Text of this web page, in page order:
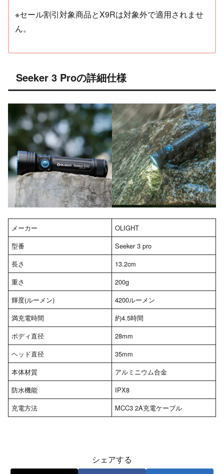
※セール割引対象商品とX9Rは対象外で適用されませ
ん。
Seeker 3 Proの詳細仕様
メーカー
‎OLIGHT
型番
Seeker 3 pro
長さ
13.2cm
重さ
200g
輝度(ルーメン)
4200ルーメン
満充電時間
約4.5時間
ボディ直径
‎28mm
ヘッド直径
35mm
本体材質
アルミニウム合金
‎防水機能
IPX8
充電方法
MCC3 2A充電ケーブル
シェアする